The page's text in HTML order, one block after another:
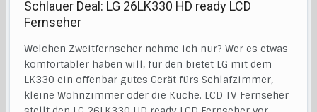
Schlauer Deal: LG 26LK330 HD ready LCD
Fernseher
Welchen Zweitfernseher nehme ich nur? Wer es etwas
komfortabler haben will, für den bietet LG mit dem
LK330 ein offenbar gutes Gerät fürs Schlafzimmer,
kleine Wohnzimmer oder die Küche. LCD TV Fernseher